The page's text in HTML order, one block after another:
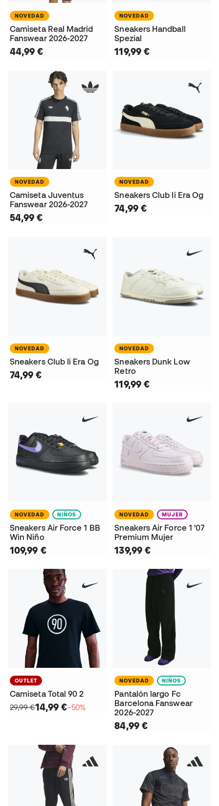
NOVEDAD
Camiseta Real Madrid
Fanswear 2026-2027
44,99 €
NOVEDAD
Sneakers Handball
Spezial
119,99 €
NOVEDAD
Camiseta Juventus
Fanswear 2026-2027
54,99 €
NOVEDAD
Sneakers Club Ii Era Og
74,99 €
NOVEDAD
Sneakers Club Ii Era Og
74,99 €
NOVEDAD
Sneakers Dunk Low
Retro
119,99 €
NOVEDAD NIÑOS
Sneakers Air Force 1 BB
Win Niño
109,99 €
NOVEDAD MUJER
Sneakers Air Force 1 '07
Premium Mujer
139,99 €
OUTLET
Camiseta Total 90 2
29,99 €14,99 €−50%
NOVEDAD NIÑOS
Pantalón largo Fc
Barcelona Fanswear
2026-2027
84,99 €